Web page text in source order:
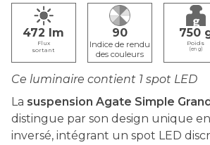
472
Flux
sortant
90 750
Poids
(en g)
Ce luminaire contient 1 spot LED
La suspension Agate Simple
distingue par son design unique
inversé, intégrant un spot LED